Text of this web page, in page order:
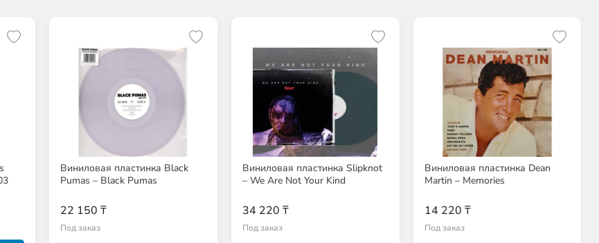
Виниловая пластинка Black
Pumas – Black Pumas
22 150 ₸
Под заказ
Виниловая пластинка Slipknot
– We Are Not Your Kind
34 220 ₸
Под заказ
Виниловая пластинка Dean
Martin – Memories
14 220 ₸
Под заказ